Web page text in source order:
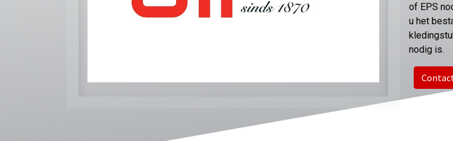
of EPS
u het
nodig is.